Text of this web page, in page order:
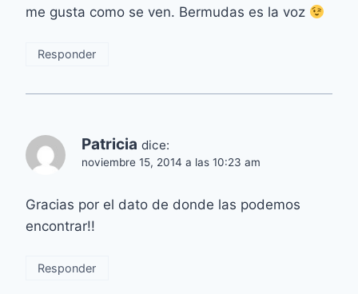
me gusta como se ven. Bermudas es la voz
Responder
Patricia dice:
noviembre 15, 2014 a las 10:23 am
Gracias por el dato de donde las podemos
encontrar!!
Responder